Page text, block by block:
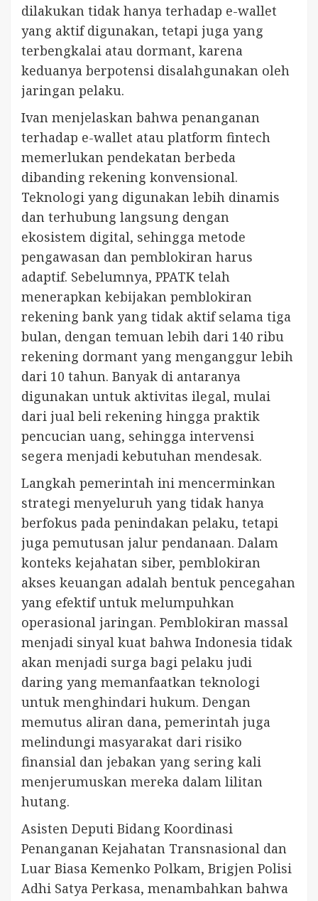
dilakukan tidak hanya terhadap e-wallet
yang aktif digunakan, tetapi juga yang
terbengkalai atau dormant, karena
keduanya berpotensi disalahgunakan oleh
jaringan pelaku.
Ivan menjelaskan bahwa penanganan
terhadap e-wallet atau platform fintech
memerlukan pendekatan berbeda
dibanding rekening konvensional.
Teknologi yang digunakan lebih dinamis
dan terhubung langsung dengan
ekosistem digital, sehingga metode
pengawasan dan pemblokiran harus
adaptif. Sebelumnya, PPATK telah
menerapkan kebijakan pemblokiran
rekening bank yang tidak aktif selama tiga
bulan, dengan temuan lebih dari 140 ribu
rekening dormant yang menganggur lebih
dari 10 tahun. Banyak di antaranya
digunakan untuk aktivitas ilegal, mulai
dari jual beli rekening hingga praktik
pencucian uang, sehingga intervensi
segera menjadi kebutuhan mendesak.
Langkah pemerintah ini mencerminkan
strategi menyeluruh yang tidak hanya
berfokus pada penindakan pelaku, tetapi
juga pemutusan jalur pendanaan. Dalam
konteks kejahatan siber, pemblokiran
akses keuangan adalah bentuk pencegahan
yang efektif untuk melumpuhkan
operasional jaringan. Pemblokiran massal
menjadi sinyal kuat bahwa Indonesia tidak
akan menjadi surga bagi pelaku judi
daring yang memanfaatkan teknologi
untuk menghindari hukum. Dengan
memutus aliran dana, pemerintah juga
melindungi masyarakat dari risiko
finansial dan jebakan yang sering kali
menjerumuskan mereka dalam lilitan
hutang.
Asisten Deputi Bidang Koordinasi
Penanganan Kejahatan Transnasional dan
Luar Biasa Kemenko Polkam, Brigjen Polisi
Adhi Satya Perkasa, menambahkan bahwa